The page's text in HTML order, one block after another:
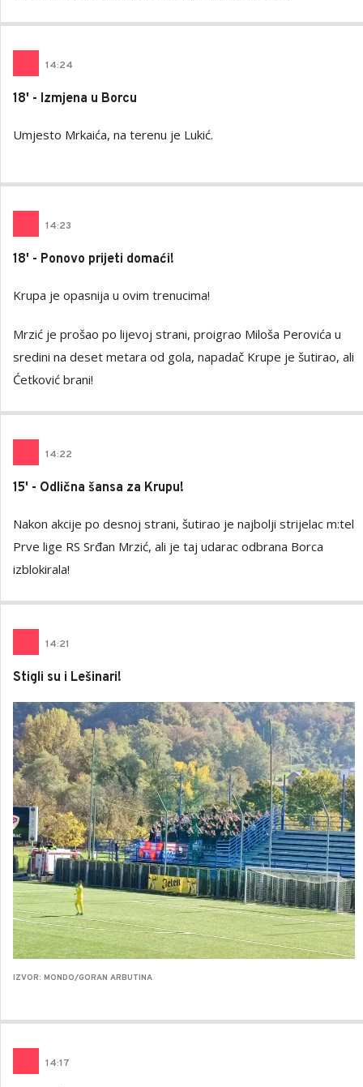
14:24
18' - Izmjena u Borcu
Umjesto Mrkaića, na terenu je Lukić.
14:23
18' - Ponovo prijeti domaći!
Krupa je opasnija u ovim trenucima!
Mrzić je prošao po lijevoj strani, proigrao Miloša Perovića u
sredini na deset metara od gola, napadač Krupe je šutirao, ali
Ćetković brani!
14:22
15' - Odlična šansa za Krupu!
Nakon akcije po desnoj strani, šutirao je najbolji strijelac m:tel
Prve lige RS Srđan Mrzić, ali je taj udarac odbrana Borca
izblokirala!
14:21
Stigli su i Lešinari!
IZVOR: MONDO/GORAN ARBUTINA
14:17